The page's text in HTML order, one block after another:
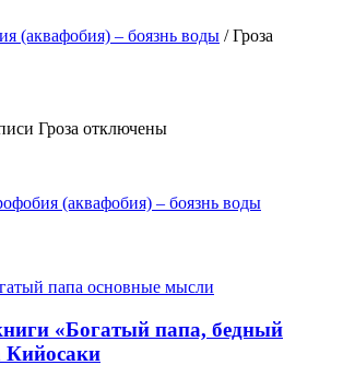
(аквафобия) – боязнь воды / Гроза
Гроза отключены
(аквафобия) – боязнь воды
«Богатый папа, бедный
Кийосаки